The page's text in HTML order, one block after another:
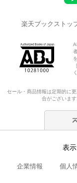
1983年「リブルラ
レイトレーシングの
第3部 リアルな“体
1985年「ハングオ
楽天ブックストッ
セール・商品情報は定期的に
合がございま
表
企業情報 個人